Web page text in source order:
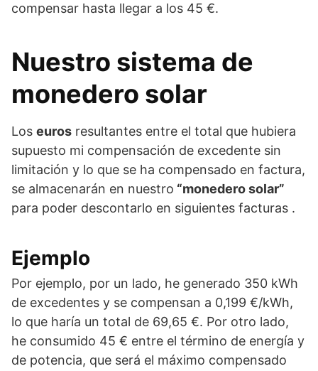
compensar hasta llegar a los 45 €.
Nuestro sistema de
monedero solar
Los euros resultantes entre el total que hubiera
supuesto mi compensación de excedente sin
limitación y lo que se ha compensado en factura,
se almacenarán en nuestro “monedero solar”
para poder descontarlo en siguientes facturas .
Ejemplo
Por ejemplo, por un lado, he generado 350 kWh
de excedentes y se compensan a 0,199 €/kWh,
lo que haría un total de 69,65 €. Por otro lado,
he consumido 45 € entre el término de energía y
de potencia, que será el máximo compensado